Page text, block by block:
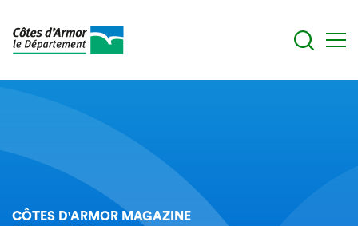
CÔTES D'ARMOR MAGAZINE